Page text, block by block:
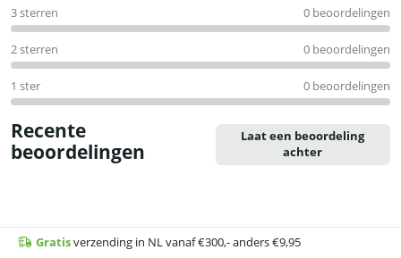
3 sterren 0 beoordelingen
2 sterren 0 beoordelingen
1 ster 0 beoordelingen
Recente
beoordelingen
Laat een beoordeling
achter
Gratisverzending in NL vanaf €300,- anders €9,95